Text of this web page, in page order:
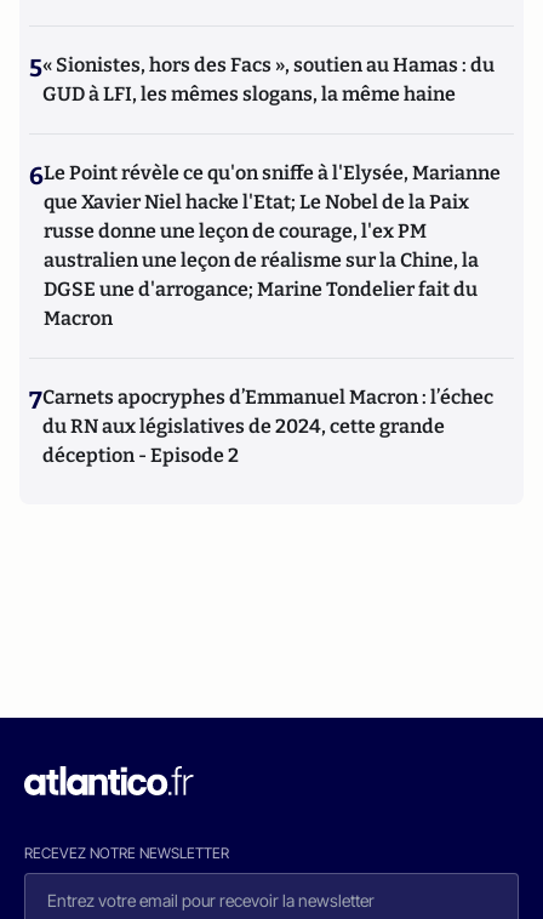
5« Sionistes, hors des Facs », soutien au Hamas : du
GUD à LFI, les mêmes slogans, la même haine
6Le Point révèle ce qu'on sniffe à l'Elysée, Marianne
que Xavier Niel hacke l'Etat; Le Nobel de la Paix
russe donne une leçon de courage, l'ex PM
australien une leçon de réalisme sur la Chine, la
DGSE une d'arrogance; Marine Tondelier fait du
Macron
7Carnets apocryphes d’Emmanuel Macron : l’échec
du RN aux législatives de 2024, cette grande
déception - Episode 2
RECEVEZ NOTRE NEWSLETTER